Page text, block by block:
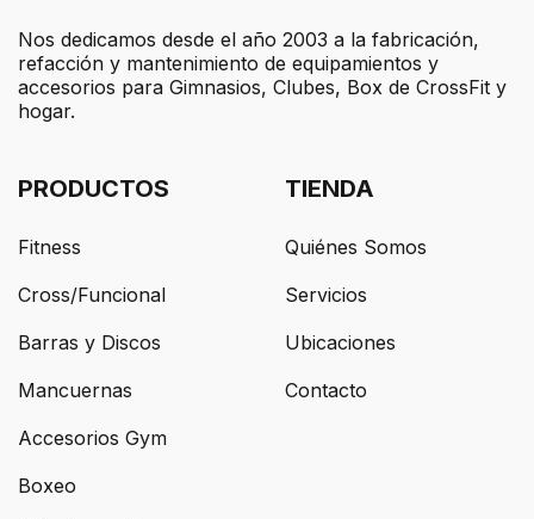
Nos dedicamos desde el año 2003 a la fabricación,
refacción y mantenimiento de equipamientos y
accesorios para Gimnasios, Clubes, Box de CrossFit y
hogar.
PRODUCTOS
Fitness
Cross/Funcional
Barras y Discos
Mancuernas
Accesorios Gym
Boxeo
TIENDA
Quiénes Somos
Servicios
Ubicaciones
Contacto